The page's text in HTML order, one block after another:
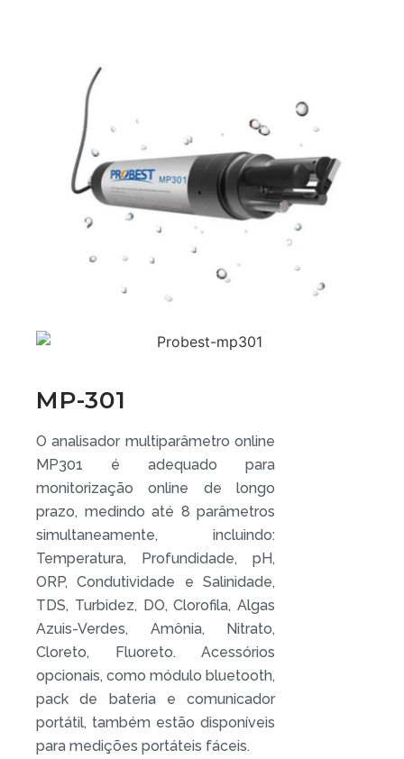
MP-301
O analisador multiparâmetro online
MP301 é adequado para
monitorização online de longo
prazo, medindo até 8 parâmetros
simultaneamente, incluindo:
Temperatura, Profundidade, pH,
ORP, Condutividade e Salinidade,
TDS, Turbidez, DO, Clorofila, Algas
Azuis-Verdes, Amônia, Nitrato,
Cloreto, Fluoreto. Acessórios
opcionais, como módulo bluetooth,
pack de bateria e comunicador
portátil, também estão disponíveis
para medições portáteis fáceis.